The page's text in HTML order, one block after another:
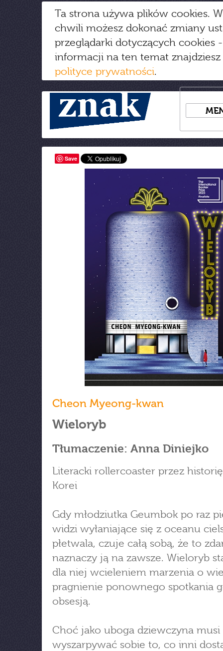
Ta strona używa plików cookies.
chwili możesz dokonać zmiany
przeglądarki dotyczących cookies
informacji na ten temat
polityce prywatności.
Save
Cheon Myeong-kwan
Wieloryb
Tłumaczenie: Anna Diniejko
Literacki rollercoaster przez
Korei
Gdy młodziutka Geumbok po raz
widzi wyłaniające się z oceanu
płetwala, czuje całą sobą, że to
naznaczy ją na zawsze. Wieloryb
dla niej wcieleniem marzenia o
pragnienie ponownego spotkania
obsesją.
Choć jako uboga dziewczyna musi
wyszarpywać sobie to, co inni